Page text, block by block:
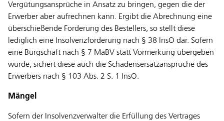
Vergütungsansprüche in Ansatz zu bringen, gegen die der
Erwerber aber aufrechnen kann. Ergibt die Abrechnung eine
überschießende Forderung des Bestellers, so stellt diese
lediglich eine Insolvenzforderung nach § 38 InsO dar. Sofern
eine Bürgschaft nach § 7 MaBV statt Vormerkung übergeben
wurde, sichert diese auch die Schadensersatzansprüche des
Erwerbers nach § 103 Abs. 2 S. 1 InsO.
Mängel
Sofern der Insolvenzverwalter die Erfüllung des Vertrages